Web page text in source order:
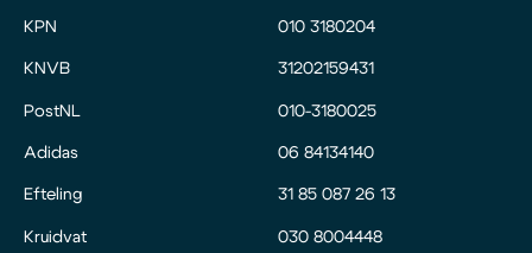
KPN
KNVB
PostNL
Adidas
Efteling
Kruidvat
010 3180204
31202159431
010-3180025
06 84134140
31 85 087 26 13
030 8004448